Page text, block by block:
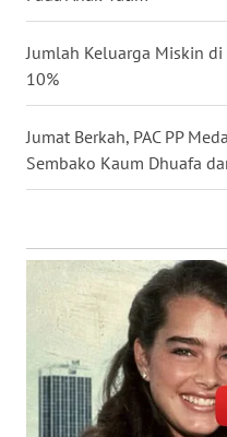
Jumlah Keluarga Miskin
10%
Jumat Berkah, PAC PP
Sembako Kaum Dhuafa
BALI
WN
KALTARA
WN
WN
KALTIM